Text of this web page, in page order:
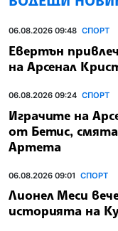
06.08.2026 09:48 СПОРТ
Евертън
на Арсенал
06.08.2026 09:24 СПОРТ
Играчите на
от Бетис,
Артета
06.08.2026 09:01 СПОРТ
Лионел Меси
историята на